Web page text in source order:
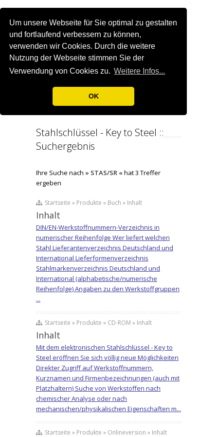
Um unsere Webseite für Sie optimal zu gestalten
und fortlaufend verbessern zu können,
verwenden wir Cookies. Durch die weitere
Nutzung der Webseite stimmen Sie der
Verwendung von Cookies zu. Weitere Infos...
OK
Stahlschlüssel - Key to Steel ::
Suchergebnis
Ihre Suche nach » STAS/SR « hat 3 Treffer
ergeben
Startseite » Produkte » Buch » Inhalt
Inhalt
DIN/EN-Werkstoffnummern-Verzeichnis in
numerischer Reihenfolge Wer liefert welchen
Stahl Lieferantenverzeichnis Deutschland und
International Lieferformenverzeichnis
Stahlmarkenverzeichnis Deutschland und
International (alphabetische/numerische
Reihenfolge) Angaben zu den Werkstoffgruppen
...
Startseite » Produkte » CD-ROM » Inhalt
Inhalt
Mit dem elektronischen Stahlschlüssel - Key to
Steel eröffnen Sie sich völlig neue Möglichkeiten
Direkter Zugriff auf Werkstoffnummern,
Kurznamen und Firmenbezeichnungen (auch mit
Platzhaltern) Suche von Werkstoffen nach
chemischer Analyse oder nach
mechanischen/physikalischen Eigenschaften m...
Startseite » Produkte » Onlineversion » Inhalt